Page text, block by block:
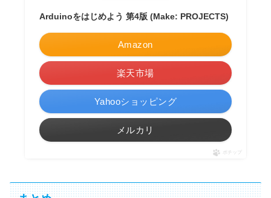
Arduinoをはじめよう 第4版 (Make: PROJECTS)
Amazon
楽天市場
Yahooショッピング
メルカリ
ポチップ